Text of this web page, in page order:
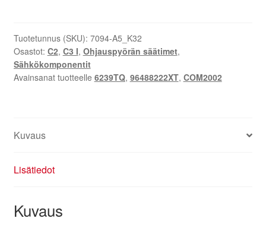
96488222XT
6239TQ
määrä
Tuotetunnus (SKU): 7094-A5_K32
Osastot: C2, C3 I, Ohjauspyörän säätimet,
Sähkökomponentit
Avainsanat tuotteelle 6239TQ, 96488222XT, COM2002
Kuvaus
Lisätiedot
Kuvaus